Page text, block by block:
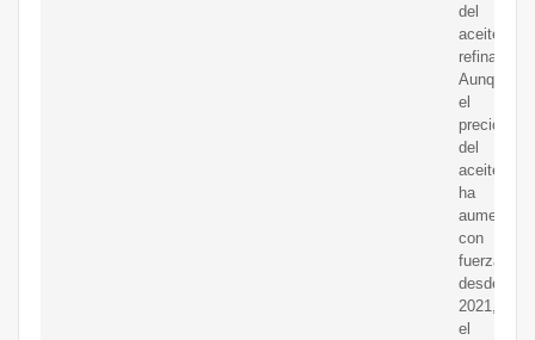
del
aceite
refinado.
Aunque
el
precio
del
aceite
ha
aumentado
con
fuerza
desde
2021,
el